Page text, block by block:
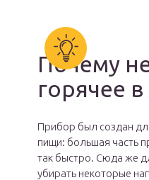
Почему
горячее
Прибор был создан
пищи: большая часть
так быстро. Сюда же
убирать некоторые